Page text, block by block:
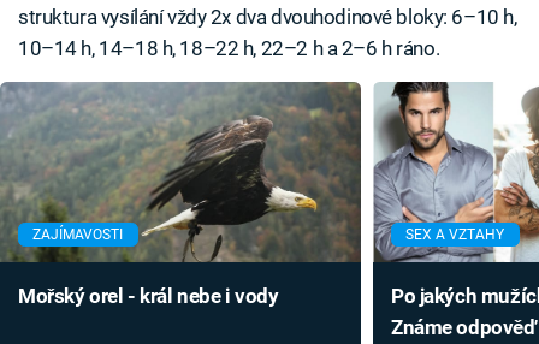
struktura vysílání vždy 2x dva dvouhodinové bloky: 6–10 h,
10–14 h, 14–18 h, 18–22 h, 22–2 h a 2–6 h ráno.
ZAJÍMAVOSTI
Mořský orel - král nebe i vody
SEX A VZTAHY
Po jakých
Známe